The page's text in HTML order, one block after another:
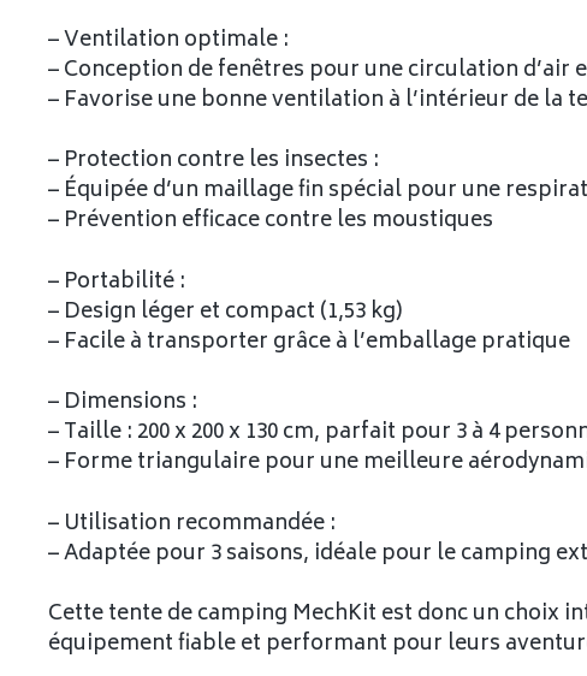
– Ventilation optimale :
– Conception de fenêtres pour une circulation d’air
– Favorise une bonne ventilation à l’intérieur de la
– Protection contre les insectes :
– Équipée d’un maillage fin spécial pour une
– Prévention efficace contre les moustiques
– Portabilité :
– Design léger et compact (1,53 kg)
– Facile à transporter grâce à l’emballage pratique
– Dimensions :
– Taille : 200 x 200 x 130 cm, parfait pour 3 à 4
– Forme triangulaire pour une meilleure
– Utilisation recommandée :
– Adaptée pour 3 saisons, idéale pour le camping
Cette tente de camping MechKit est donc un choix
équipement fiable et performant pour leurs